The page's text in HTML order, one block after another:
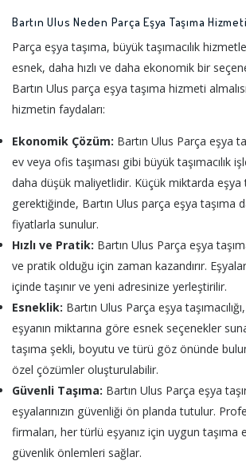
Bartın Ulus Neden Parça Eşya Taşıma Hizmeti
Parça eşya taşıma, büyük taşımacılık
esnek, daha hızlı ve daha ekonomik bir
Bartın Ulus parça eşya taşıma hizmeti
hizmetin faydaları:
Ekonomik Çözüm: Bartın Ulus Parça eşya
ev veya ofis taşıması gibi büyük taşımacılık
daha düşük maliyetlidir. Küçük miktarda eşya
gerektiğinde, Bartın Ulus parça eşya taşıma
fiyatlarla sunulur.
Hızlı ve Pratik: Bartın Ulus Parça eşya
ve pratik olduğu için zaman kazandırır.
içinde taşınır ve yeni adresinize yerleştirilir.
Esneklik: Bartın Ulus Parça eşya
eşyanın miktarına göre esnek seçenekler
taşıma şekli, boyutu ve türü göz önünde
özel çözümler oluşturulabilir.
Güvenli Taşıma: Bartın Ulus Parça eşya
eşyalarınızın güvenliği ön planda tutulur.
firmaları, her türlü eşyanız için uygun taşıma
güvenlik önlemleri sağlar.